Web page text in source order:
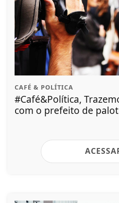
CAFÉ & POLÍTICA
#Café&Política,
com o prefeito de